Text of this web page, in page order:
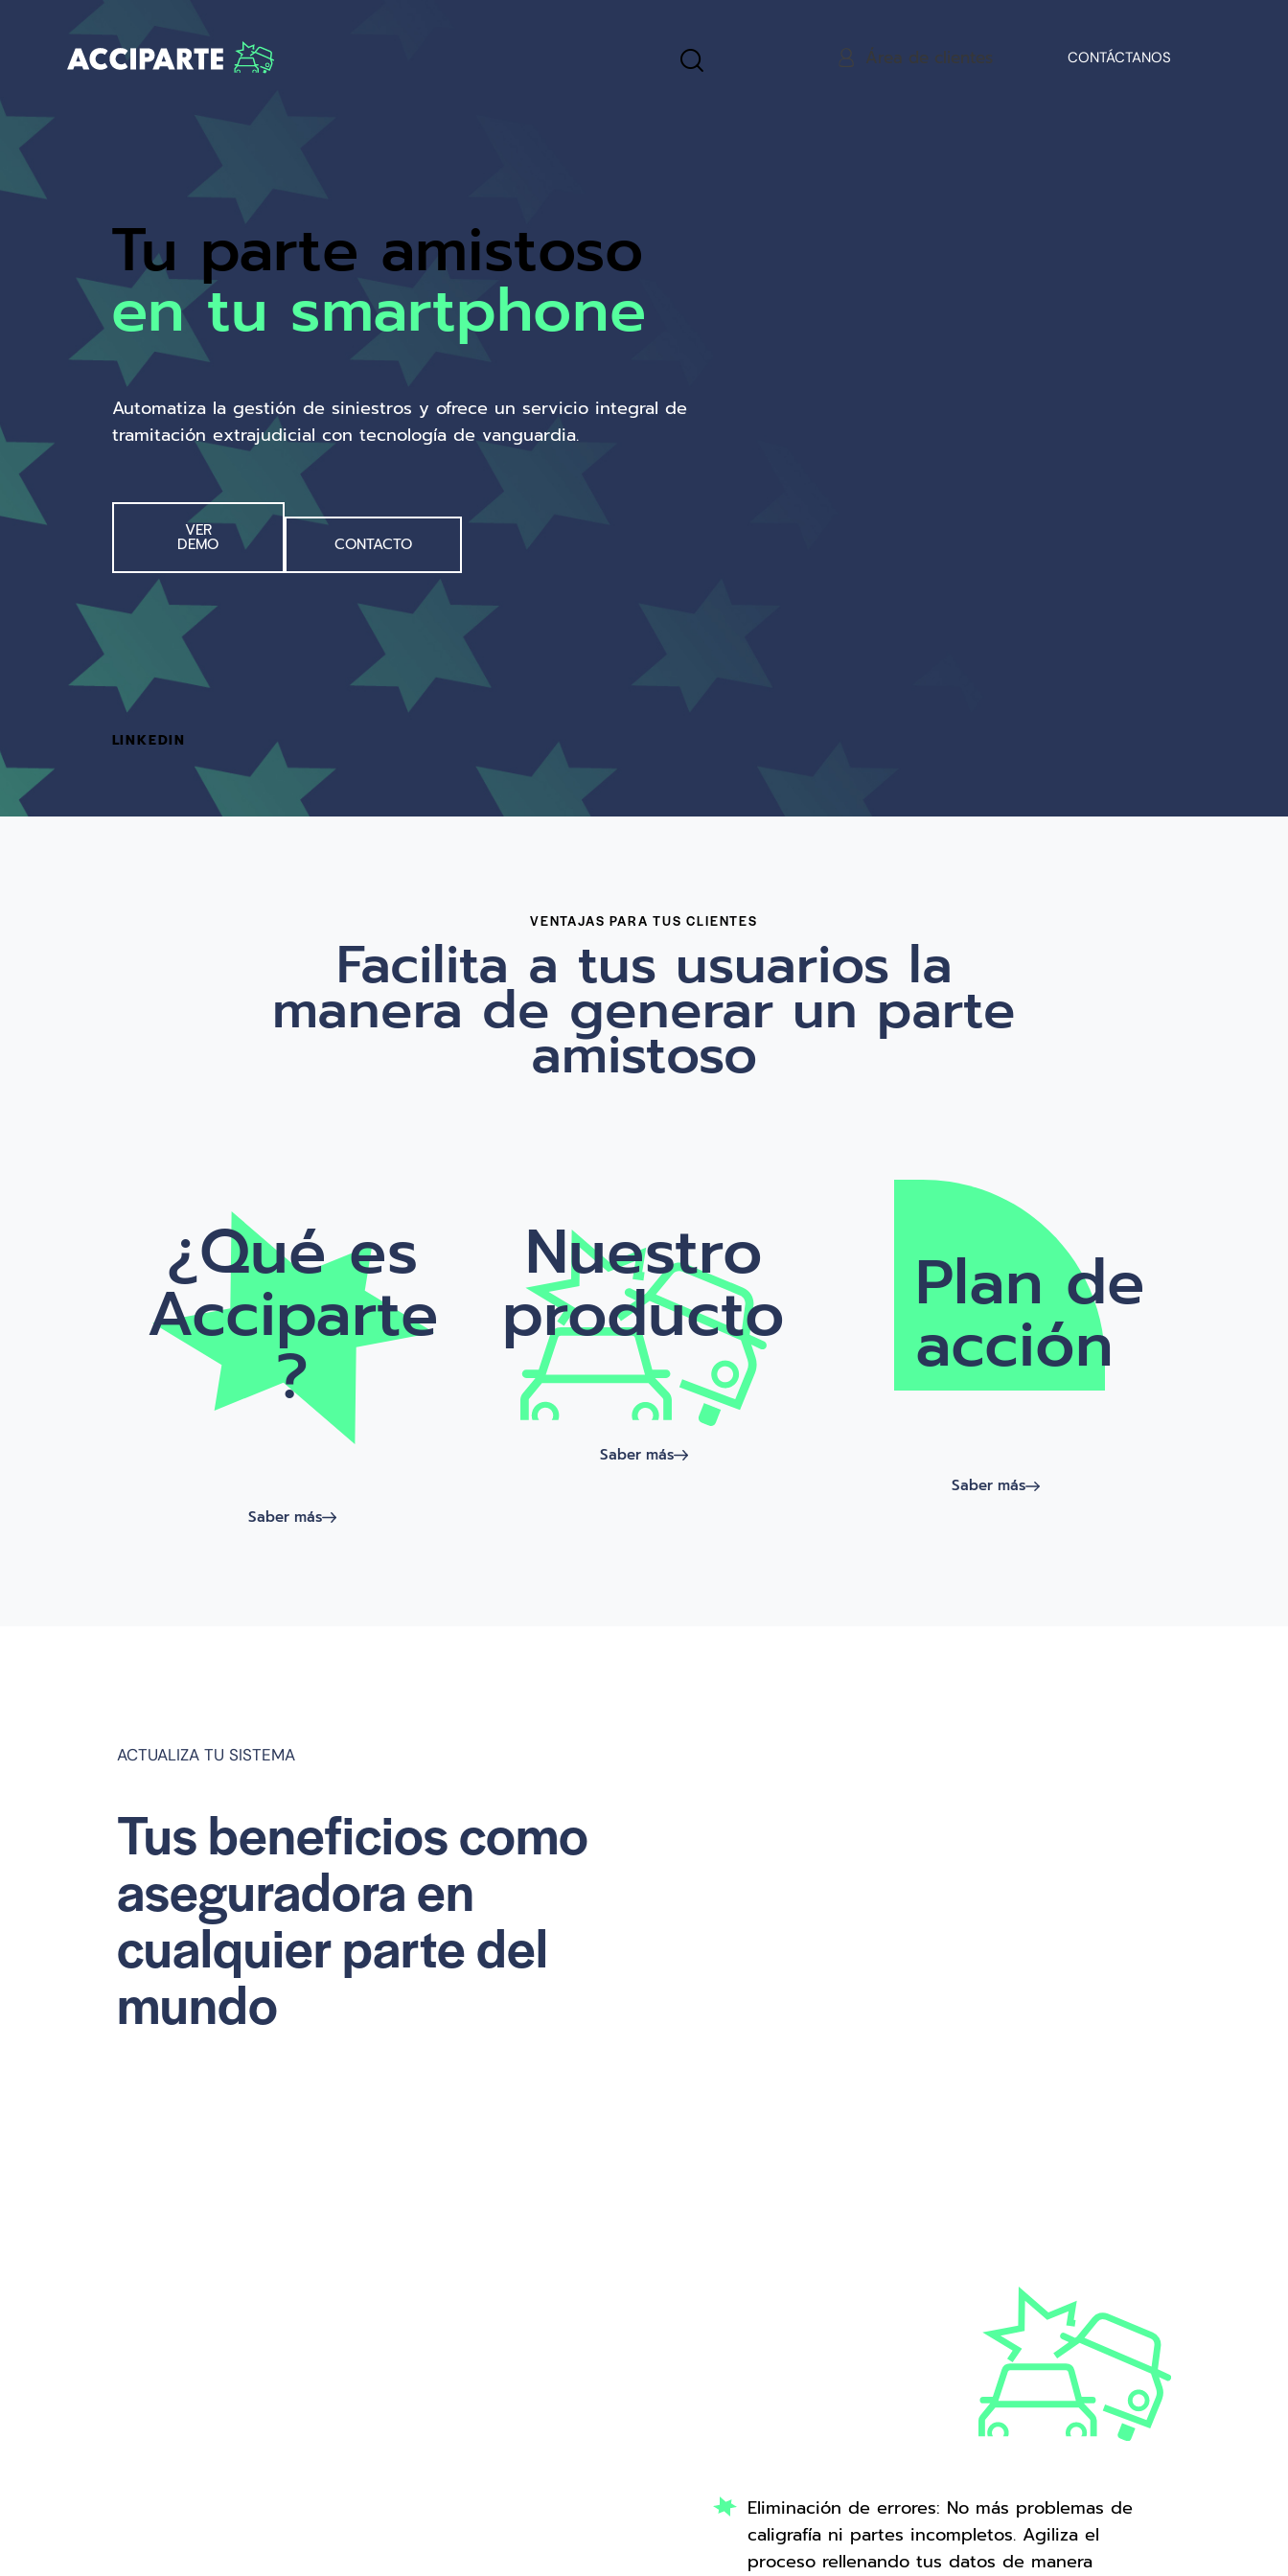
Área de clientes CONTÁCTANOS
Tu parte amistoso
en tu smartphone
Automatiza la gestión de siniestros y ofrece un servicio integral de
tramitación extrajudicial con tecnología de vanguardia.
VER
DEMO CONTACTO
LINKEDIN
VENTAJAS PARA TUS CLIENTES
Facilita a tus usuarios la
manera de generar un parte
amistoso
¿Qué es
Acciparte
?
Saber más
Nuestro
producto
Saber más
Plan de
acción
Saber más
ACTUALIZA TU SISTEMA
Tus beneficios como
aseguradora en
cualquier parte del
mundo
Eliminación de errores: No más problemas de
caligrafía ni partes incompletos. Agiliza el
proceso rellenando tus datos de manera